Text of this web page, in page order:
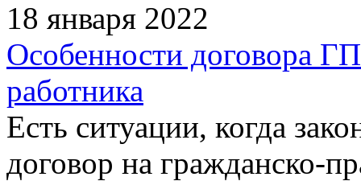
18 января 2022
Особенности договора
работника
Есть ситуации, когда
договор на гражданско-